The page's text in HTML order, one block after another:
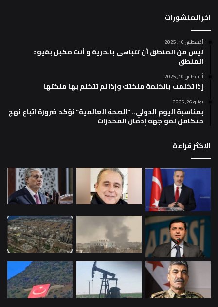
اخر المنشورات
أغسطس 10, 2025
ليس من المنطق أن تتباهى بالحرية و أنت مكبل بقيود
المنطق
أغسطس 10, 2025
إذا تكلمت بالكلمة ملكتك وإذا لم تتكلم بها ملكتها
يونيو 26, 2025
بمناسبة اليوم الدولي.. “الصحة العالمية” تؤكد ضرورة اتباع نهج
متكامل لمواجهة إدمان المخدرات
الاكثر قراءة